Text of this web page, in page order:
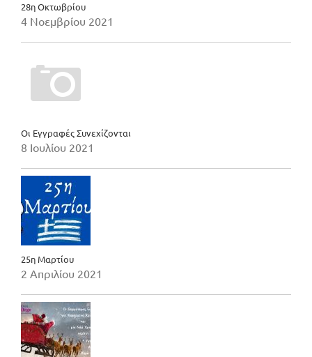
28η Οκτωβρίου
4 Νοεμβρίου 2021
Οι Εγγραφές Συνεχίζονται
8 Ιουλίου 2021
25η Μαρτίου
2 Απριλίου 2021